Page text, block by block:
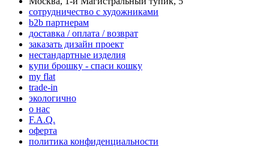
cотрудничество с художниками
b2b партнерам
доставка / оплата / возврат
заказать дизайн проект
нестандартные изделия
купи брошку - спаси кошку
my flat
trade-in
экологично
о нас
F.A.Q.
оферта
политика конфиденциальности